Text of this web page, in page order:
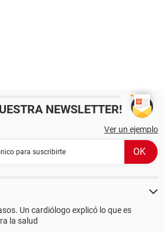
NEWSLETTER!
Ver un ejemplo
Un cardiólogo explicó lo que es
la salud